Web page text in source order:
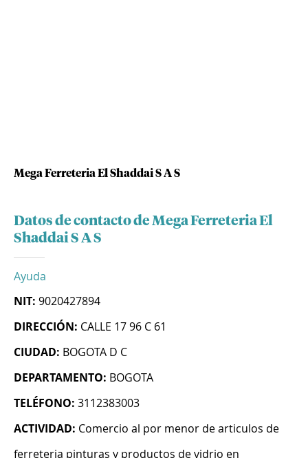
Mega Ferreteria El Shaddai S A S
Datos de contacto de Mega Ferreteria El
Shaddai S A S
Ayuda
NIT: 9020427894
DIRECCIÓN: CALLE 17 96 C 61
CIUDAD: BOGOTA D C
DEPARTAMENTO: BOGOTA
TELÉFONO: 3112383003
ACTIVIDAD: Comercio al por menor de articulos de
ferreteria pinturas y productos de vidrio en